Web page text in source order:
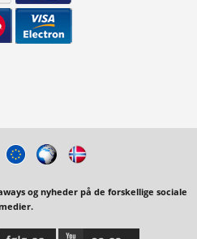
og nyheder på de forskellige sociale